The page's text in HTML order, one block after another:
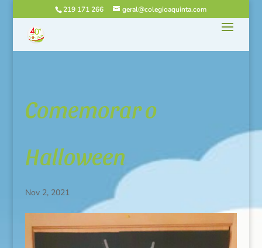
219 171 266 geral@colegioaquinta.com
Comemorar o
Halloween
Nov 2, 2021